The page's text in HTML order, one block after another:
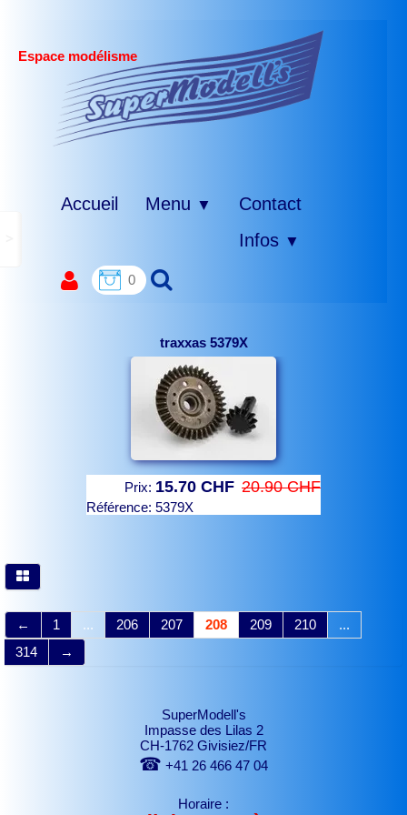
Espace modélisme
Accueil Menu ▼
Contact
Infos ▼
0
traxxas 5379X
Prix: 15.70 CHF 20.90 CHF
Référence: 5379X
← 1 ... 206 207 208 209 210
...
314
→
SuperModell's
Impasse des Lilas 2
CH-1762 Givisiez/FR
☎ +41 26 466 47 04
Horaire :